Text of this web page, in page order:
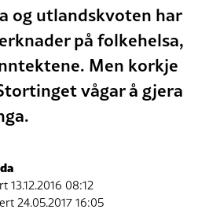
og utlandskvoten har
på folkehelsa,
Men korkje
vågar å gjera
13.12.2016 08:12
24.05.2017 16:05